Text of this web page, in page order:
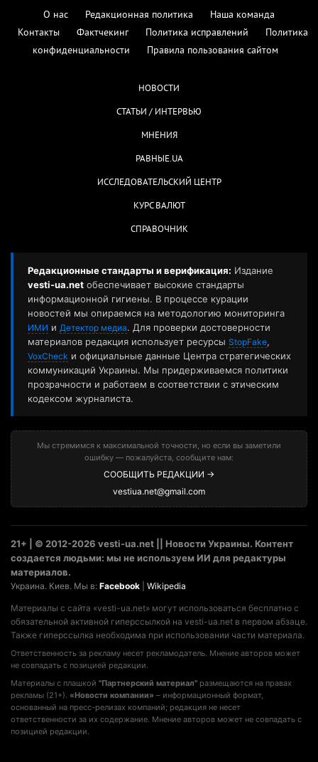
О нас Редакционная политика
Наша команда
Контакты
Фактчекинг Политика исправлений
Политика
конфиденциальности
Правила пользования сайтом
НОВОСТИ
СТАТЬИ / ИНТЕРВЬЮ
МНЕНИЯ
РАВНЫЕ.UA
ИССЛЕДОВАТЕЛЬСКИЙ ЦЕНТР
КУРС ВАЛЮТ
СПРАВОЧНИК
Редакционные стандарты и верификация: Издание
vesti-ua.net обеспечивает высокие стандарты
информационной гигиены. В процессе курации
новостей мы опираемся на методологию мониторинга
ИМИ и Детектор медиа. Для проверки достоверности
материалов редакция использует ресурсы StopFake,
VoxCheck и официальные данные Центра стратегических
коммуникаций Украины. Мы придерживаемся политики
прозрачности и работаем в соответствии с этическим
кодексом журналиста.
Мы стремимся к максимальной точности, но если вы заметили
ошибку — пожалуйста, сообщите нам:
СООБЩИТЬ РЕДАКЦИИ →
vestiua.net@gmail.com
21+ | © 2012-2026 vesti-ua.net || Новости Украины. Контент
создается людьми: мы не используем ИИ для редактуры
материалов.
Украина. Киев. Мы в: Facebook Wikipedia
Материалы с сайта «vesti-ua.net» могут использоваться бесплатно с
обязательной активной гиперссылкой на vesti-ua.net в первом абзаце.
Также гиперссылка необходима при использовании части материала.
Ответственность за рекламу несет рекламодатель. Мнение авторов может
не совпадать с позицией редакции.
Материалы с плашкой "Партнерский материал" размещаются на правах
рекламы (21+). «Новости компании» – информационный формат,
основанный на пресс-релизах компаний; редакция не несет
ответственности за их содержание. Мнение авторов может не совпадать с
позицией редакции.